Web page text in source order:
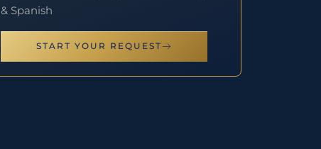
& Spanish
START YOUR REQUEST